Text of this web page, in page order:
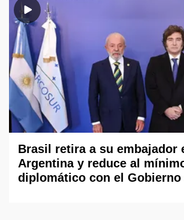
Brasil retira a su embajador
Argentina y reduce al
diplomático con el Gobierno